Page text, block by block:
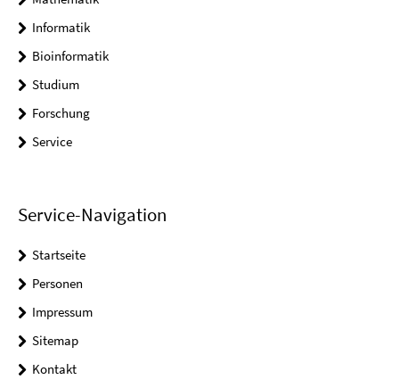
Informatik
Bioinformatik
Studium
Forschung
Service
Service-Navigation
Startseite
Personen
Impressum
Sitemap
Kontakt